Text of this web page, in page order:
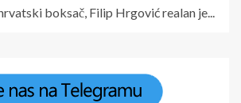
boksač, Filip Hrgović realan je...